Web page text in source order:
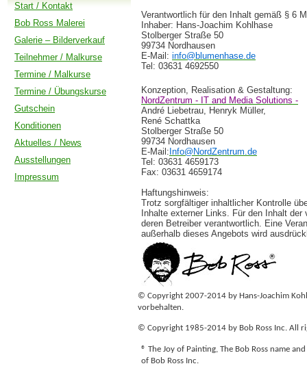
Start / Kontakt
Bob Ross Malerei
Galerie – Bilderverkauf
Teilnehmer / Malkurse
Termine / Malkurse
Termine / Übungskurse
Gutschein
Konditionen
Aktuelles / News
Ausstellungen
Impressum
Verantwortlich für den Inhalt gemäß § 6
Inhaber: Hans-Joachim Kohlhase
Stolberger Straße 50
99734 Nordhausen
E-Mail: info@blumenhase.de
Tel: 03631 4692550
Konzeption, Realisation & Gestaltung:
NordZentrum - IT and Media Solutions -
André Liebetrau, Henryk Müller,
René Schattka
Stolberger Straße 50
99734 Nordhausen
E-Mail: Info@NordZentrum.de
Tel: 03631 4659173
Fax: 03631 4659174
Haftungshinweis:
Trotz sorgfältiger inhaltlicher Kontrolle
Inhalte externer Links. Für den Inhalt
deren Betreiber verantwortlich. Eine
außerhalb dieses Angebots wird
© Copyright 2007-2014 by Hans-Joachim
vorbehalten.
© Copyright 1985-2014 by Bob Ross Inc. All
® The Joy of Painting, The Bob Ross name
of Bob Ross Inc.